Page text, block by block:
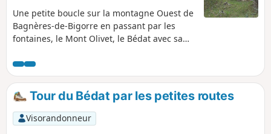
Une petite boucle sur la montagne Ouest de
Bagnères-de-Bigorre en passant par les
fontaines, le Mont Olivet, le Bédat avec sa
Croix de Manse, l'Allée Dramatique et l'Allée
de Maintenon.Très belle vue à la table
d'orientation du Bédat et au retour par
l'Allée de Maintenon.
Tour du Bédat par les petites routes
Visorandonneur